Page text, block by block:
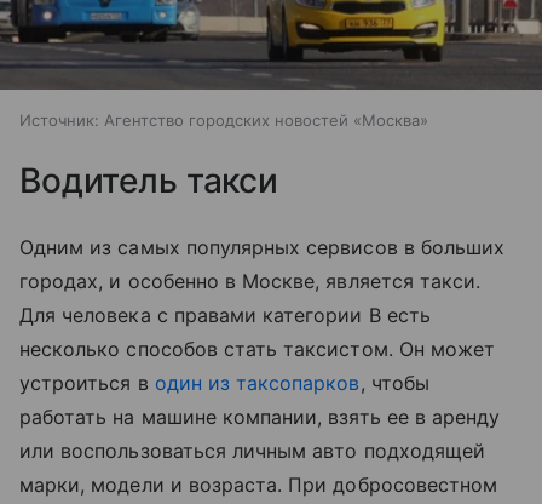
Источник: Агентство городских новостей «Москва»
Водитель такси
Одним из самых популярных сервисов в больших
городах, и особенно в Москве, является такси.
Для человека с правами категории В есть
несколько способов стать таксистом. Он может
устроиться в один из таксопарков , чтобы
работать на машине компании, взять ее в аренду
или воспользоваться личным авто подходящей
марки, модели и возраста. При добросовестном